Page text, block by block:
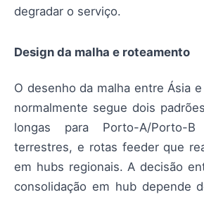
degradar o serviço.
Design da malha e roteamento
O desenho da malha entre Ásia
normalmente segue dois
longas para Porto-A/Porto-
terrestres, e rotas feeder que
em hubs regionais. A decisão
consolidação em hub depende